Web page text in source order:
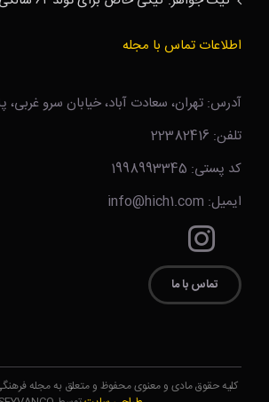
اطلاعات تماس با مجله
آدرس: تهران، سعادت آباد، خیابان سرو غربی،
تلفن: 22382416
کد پستی: 1998993345
ایمیل: info@hich1.com
تماس با ما
کلیه حقوق مادی و معنوی محفوظ و متعلق به مجله